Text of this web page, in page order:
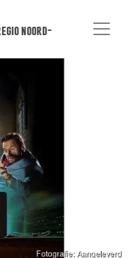
noord-